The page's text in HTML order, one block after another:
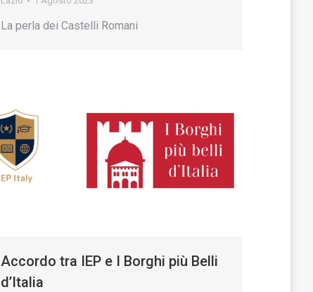
La perla dei Castelli Romani
Accordo tra IEP e I Borghi più Belli
d’Italia